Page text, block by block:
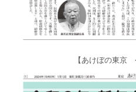
【あけぼの東京